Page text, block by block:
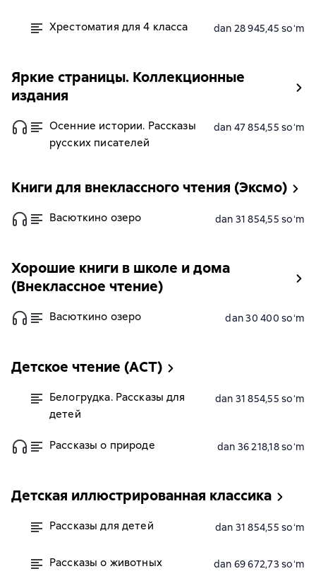
Хрестоматия для 4 класса dan 28 945,45 soʻm
Яркие страницы. Коллекционные
издания
Осенние истории. Рассказы
русских писателей
dan 47 854,55 soʻm
Книги для внеклассного чтения (Эксмо)
Васюткино озеро dan 31 854,55 soʻm
Хорошие книги в школе и дома
(Внеклассное чтение)
Васюткино озеро dan 30 400 soʻm
Детское чтение (АСТ)
Белогрудка. Рассказы для
детей
dan 31 854,55 soʻm
Рассказы о природе dan 36 218,18 soʻm
Детская иллюстрированная классика
Рассказы для детей dan 31 854,55 soʻm
Рассказы о животных dan 69 672,73 soʻm